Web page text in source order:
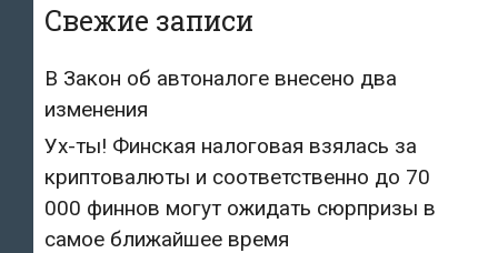
Свежие записи
В Закон об автоналоге внесено два
изменения
Ух-ты! Финская налоговая взялась за
криптовалюты и соответственно до 70
000 финнов могут ожидать сюрпризы в
самое ближайшее время